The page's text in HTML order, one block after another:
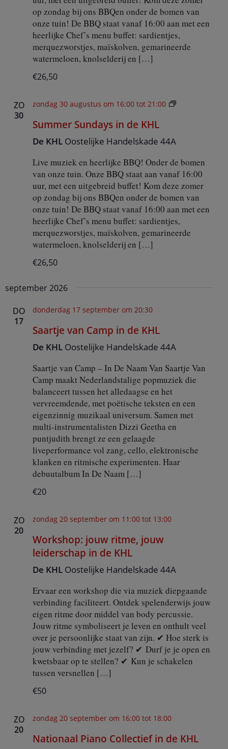
d
a
y
s
i
n
L
op zondag bij ons BBQen onder de bomen van
onze tuin! De BBQ staat vanaf 16:00 aan met een
heerlijke Chef’s menu buffet: sardientjes,
merquezworstjes, maïskolven, gemarineerde
watermeloen, knolselderij en […]
€26,50
ZO
30
Summer Sundays in de KHL
zondag 30 augustus om 16:00 tot 21:00
S
e
S
u
d
a
y
s
i
n
De KHL Oostelijke Handelskade 44A
Live muziek en heerlijke BBQ! Onder de bomen
van onze tuin. Onze BBQ staat aan vanaf 16:00
uur, met een uitgebreid buffet! Kom deze zomer
op zondag bij ons BBQen onder de bomen van
onze tuin! De BBQ staat vanaf 16:00 aan met een
heerlijke Chef’s menu buffet: sardientjes,
merquezworstjes, maïskolven, gemarineerde
watermeloen, knolselderij en […]
€26,50
september 2026
DO
17
Saartje van Camp in de KHL
donderdag 17 september om 20:30
De KHL Oostelijke Handelskade 44A
Saartje van Camp – In De Naam Van Saartje Van
Camp maakt Nederlandstalige popmuziek die
balanceert tussen het alledaagse en het
vervreemdende, met poëtische teksten en een
eigenzinnig muzikaal universum. Samen met
multi-instrumentalisten Dizzi Geetha en
puntjudith brengt ze een gelaagde
liveperformance vol zang, cello, elektronische
klanken en ritmische experimenten. Haar
debuutalbum In De Naam […]
€20
ZO
20
Workshop: jouw ritme, jouw
leiderschap in de KHL
zondag 20 september om 11:00 tot 13:00
De KHL Oostelijke Handelskade 44A
Ervaar een workshop die via muziek diepgaande
verbinding faciliteert. Ontdek spelenderwijs jouw
eigen ritme door middel van body percussie.
Jouw ritme symboliseert je leven en onthult veel
over je persoonlijke staat van zijn. ✔ Hoe sterk is
jouw verbinding met jezelf? ✔ Durf je je open en
kwetsbaar op te stellen? ✔ Kun je schakelen
tussen versnellen […]
€50
ZO
20
Nationaal Piano Collectief in de KHL
zondag 20 september om 16:00 tot 18:00